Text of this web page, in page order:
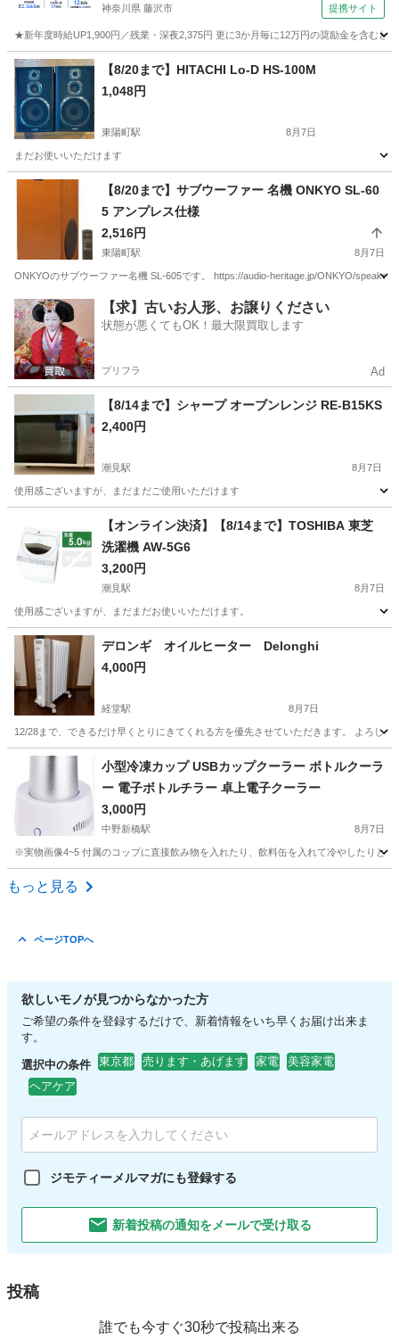
神奈川県 藤沢市 提携サイト
★新年度時給UP1,900円／残業・深夜2,375円 更に3か月毎に12万円の奨励金を含む
神奈川 藤沢市 その他
【8/20まで】HITACHI Lo-D HS-100M
1,048円
東陽町駅 8月7日
まだお使いいただけます
東京 江東区 東陽町駅 オーディオ HITACHI
【8/20まで】サブウーファー 名機 ONKYO SL-60
5 アンプレス仕様
2,516円
東陽町駅 8月7日
ONKYOのサブウーファー名機 SL-605です。 https://audio-heritage.jp/ONKYO/
東京 江東区 東陽町駅 オーディオ ウーファー
【求】古いお人形、お譲りください
状態が悪くてもOK！最大限買取します
プリフラ Ad
【8/14まで】シャープ オーブンレンジ RE-B15KS
2,400円
潮見駅 8月7日
使用感ございますが、まだまだご使用いただけます
潮見駅 キッチン家電
【オンライン決済】【8/14まで】TOSHIBA 東芝
洗濯機 AW-5G6
3,200円
潮見駅 8月7日
使用感ございますが、まだまだお使いいただけます。
東京 江東区 潮見駅 生活家電
デロンギ オイルヒーター Delonghi
4,000円
経堂駅 8月7日
12/28まで、できるだけ早くとりにきてくれる方を優先させていただきます。 よろし
東京 世田谷区 経堂駅 季節、空調家電 Delonghi
小型冷凍カップ USBカップクーラー ボトルクーラ
ー 電子ボトルチラー 卓上電子クーラー
3,000円
中野新橋駅 8月7日
※実物画像4~5 付属のコップに直接飲み物を入れたり、飲料缶を入れて冷やしたりと
東京 中野区
もっと見る
ページTOPへ
欲しいモノが見つからなかった方
ご希望の条件を登録するだけで、新着情報をいち早くお届け出来ま
す。
選択中の条件 東京都 売ります・あげます 家電
美容家電
ヘアケア
ジモティーメルマガにも登録する
新着投稿の通知をメールで受け取る
投稿
誰でも今すぐ30秒で投稿出来る